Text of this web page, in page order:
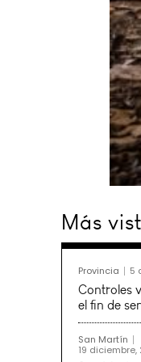
Más
Provincia 5
Controles
el fin de
San Martín
19 diciembre,